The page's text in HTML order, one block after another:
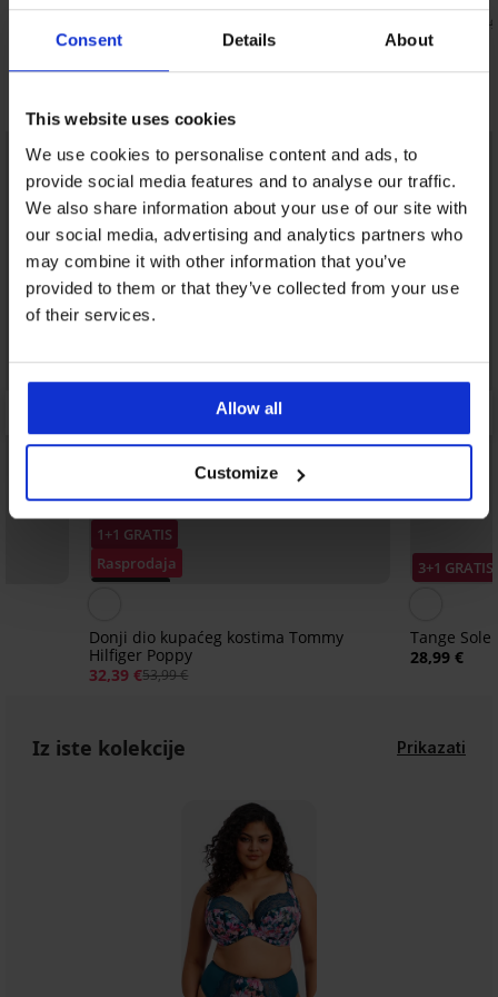
Consent Details About
This website uses cookies
We use cookies to personalise content and ads, to
provide social media features and to analyse our traffic.
We also share information about your use of our site with
our social media, advertising and analytics partners who
may combine it with other information that you’ve
provided to them or that they’ve collected from your use
of their services.
Allow all
Customize
nepodstavljeni
strukom
LIMITED
1+1 GRATIS
Rasprodaja
LIMITED
Donji dio kupaćeg kostima Tommy
Hilfiger Poppy
32,39 €53,99 €
3+1 GRATIS
Tange
28,99 €
Iz iste kolekcije Prikazati